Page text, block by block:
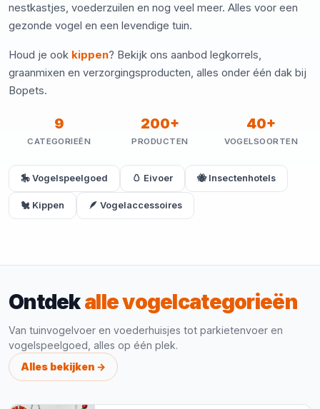
nestkastjes, voederzuilen en nog veel meer. Alles voor een
gezonde vogel en een levendige tuin.
Houd je ook kippen? Bekijk ons aanbod legkorrels,
graanmixen en verzorgingsproducten, alles onder één dak bij
Bopets.
9
CATEGORIEËN
200+
PRODUCTEN
40+
VOGELSOORTEN
🎠 Vogelspeelgoed 🥚 Eivoer 🐝 Insectenhotels
🐔 Kippen 🪶 Vogelaccessoires
Ontdekalle vogelcategorieën
Van tuinvogelvoer en voederhuisjes tot parkietenvoer en
vogelspeelgoed, alles op één plek.
Alles bekijken →